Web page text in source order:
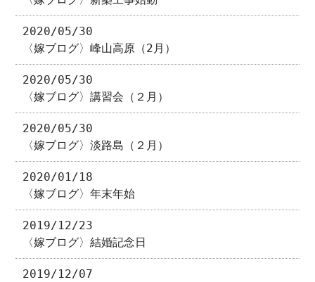
2020/05/30
〈嫁ブログ〉峰山高原（2月）
2020/05/30
〈嫁ブログ〉講習会（２月）
2020/05/30
〈嫁ブログ〉淡路島（２月）
2020/01/18
〈嫁ブログ〉年末年始
2019/12/23
〈嫁ブログ〉結婚記念日
2019/12/07